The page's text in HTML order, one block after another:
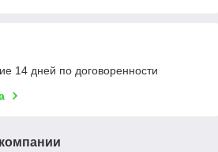
14 дней по договоренности